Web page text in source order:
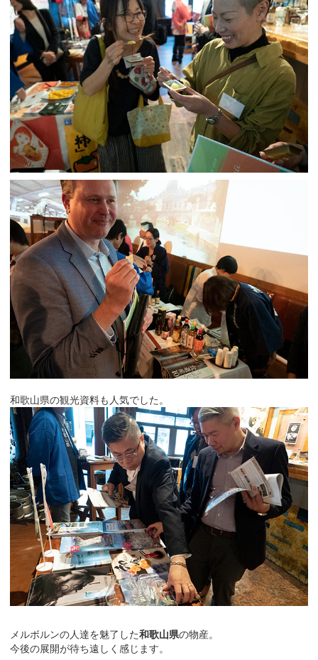
和歌山県の観光資料も人気でした。
メルボルンの人達を魅了した和歌山県の物産。
今後の展開が待ち遠しく感じます。